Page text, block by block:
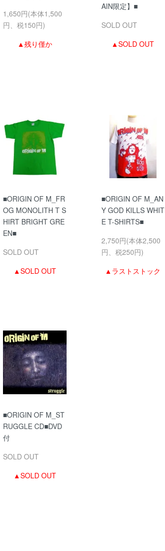
1,650円(本体1,500
円、税150円)
▲残り僅か
AIN限定】■
SOLD OUT
▲SOLD OUT
■ORIGIN OF M_FR
OG MONOLITH T S
HIRT BRIGHT GRE
EN■
SOLD OUT
▲SOLD OUT
■ORIGIN OF M_AN
Y GOD KILLS WHIT
E T-SHIRTS■
2,750円(本体2,500
円、税250円)
▲ラストストック
■ORIGIN OF M_ST
RUGGLE CD■DVD
付
SOLD OUT
▲SOLD OUT